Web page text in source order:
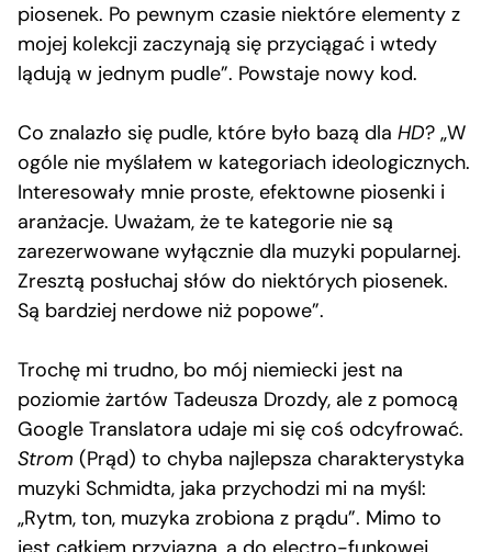
piosenek. Po pewnym czasie niektóre elementy z
mojej kolekcji zaczynają się przyciągać i wtedy
lądują w jednym pudle”. Powstaje nowy kod.
Co znalazło się pudle, które było bazą dla HD? „W
ogóle nie myślałem w kategoriach ideologicznych.
Interesowały mnie proste, efektowne piosenki i
aranżacje. Uważam, że te kategorie nie są
zarezerwowane wyłącznie dla muzyki popularnej.
Zresztą posłuchaj słów do niektórych piosenek.
Są bardziej nerdowe niż popowe”.
Trochę mi trudno, bo mój niemiecki jest na
poziomie żartów Tadeusza Drozdy, ale z pomocą
Google Translatora udaje mi się coś odcyfrować.
Strom (Prąd) to chyba najlepsza charakterystyka
muzyki Schmidta, jaka przychodzi mi na myśl:
„Rytm, ton, muzyka zrobiona z prądu”. Mimo to